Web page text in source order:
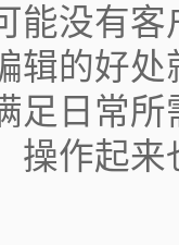
能没有
辑的好
足日常
操作起